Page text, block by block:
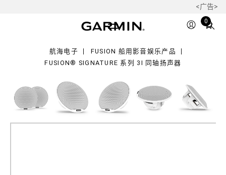
<广告>
0
Total
航海电子
FUSION 船用影音娱乐产品
FUSION® SIGNATURE 系列 3I 同轴扬声器